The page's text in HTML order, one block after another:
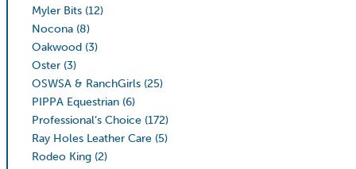
Myler Bits (12)
Nocona (8)
Oakwood (3)
Oster (3)
OSWSA & RanchGirls (25)
PIPPA Equestrian (6)
Professional’s Choice (172)
Ray Holes Leather Care (5)
Rodeo King (2)